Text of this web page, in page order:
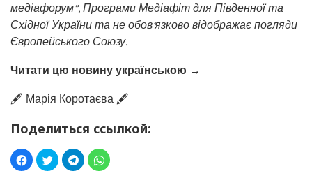
медіафорум”, Програми Медіафіт для Південної та
Східної України та не обов’язково відображає погляди
Європейського Союзу.
Читати цю новину українською →
🖋️ Марія Коротаєва 🖋️
Поделиться ссылкой: